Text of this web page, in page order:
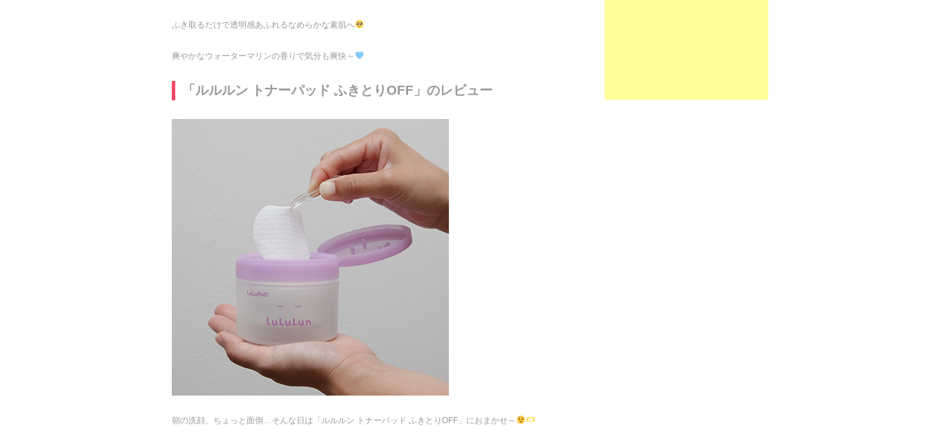
ふき取るだけで透明感あふれるなめらかな素肌へ
爽やかなウォーターマリンの香りで気分も爽快～
「ルルルン トナーパッド ふきとりOFF」のレビュー
朝の洗顔、ちょっと面倒…そんな日は「ルルルン トナーパッド ふきとりOFF」におまかせ～